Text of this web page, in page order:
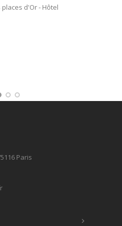
d'Or - Hôtel
Paris